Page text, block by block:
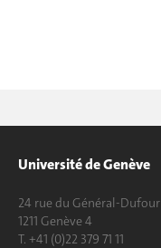
Université de Genève
24 rue du Général-Dufour
1211 Genève 4
T. +41 (0)22 379 71 11